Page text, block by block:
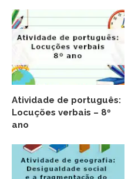
Atividade de português:
Locuções verbais – 8º
ano